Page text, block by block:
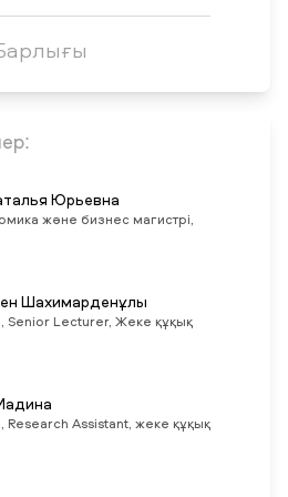
Юрьевна
және бизнес магистрі,
Шахимарденұлы
Senior Lecturer, Жеке құқық
Research Assistant, жеке құқық